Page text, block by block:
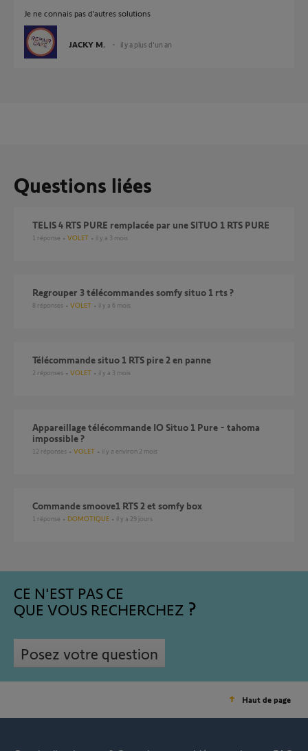
Je ne connais pas d'autres solutions
JACKY M. il y a plus d'un an
Questions liées
TELIS 4 RTS PURE remplacée par une SITUO 1 RTS PURE
1 réponse VOLET il y a 3 mois
regrouper 3 télécommandes somfy situo 1 rts ?
8 réponses VOLET il y a 6 mois
Télécommande situo 1 RTS pire 2 en panne
2 réponses VOLET il y a 3 mois
appareillage télécommande IO Situo 1 Pure - tahoma
impossible ?
12 réponses VOLET il y a environ 2 mois
commande smoove1 RTS 2 et somfy box
1 réponse DOMOTIQUE il y a 29 jours
CE N'EST PAS CE
QUE VOUS RECHERCHEZ
Posez votre question
Haut de page